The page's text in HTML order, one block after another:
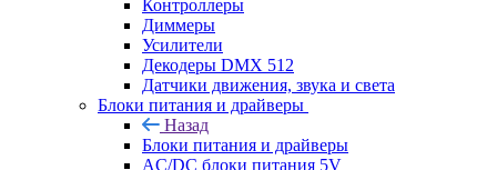
Контроллеры
Диммеры
Усилители
Декодеры DMX 512
Датчики движения, звука и света
Блоки питания и драйверы
Назад
Блоки питания и драйверы
AC/DC блоки питания 5V